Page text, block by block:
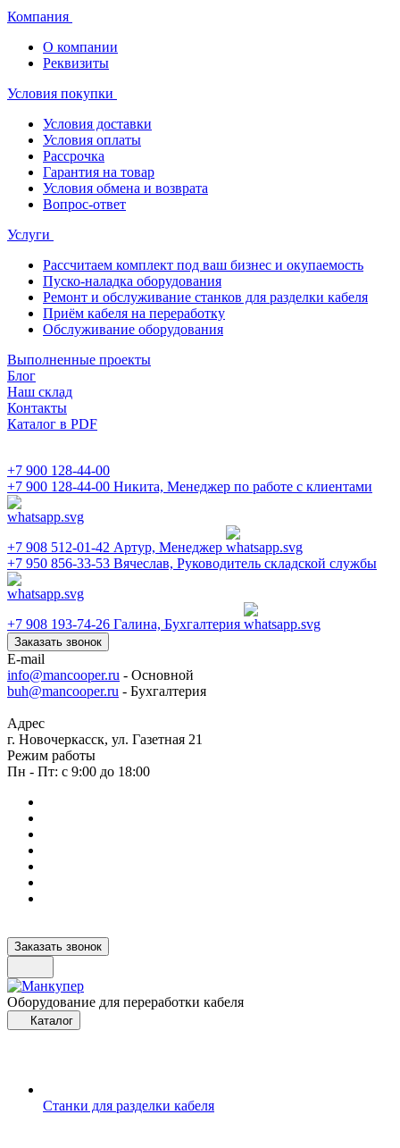
Компания
О компании
Реквизиты
Условия покупки
Условия доставки
Условия оплаты
Рассрочка
Гарантия на товар
Условия обмена и возврата
Вопрос-ответ
Услуги
Рассчитаем комплект под ваш бизнес и окупаемость
Пуско-наладка оборудования
Ремонт и обслуживание станков для разделки кабеля
Приём кабеля на переработку
Обслуживание оборудования
Выполненные проекты
Блог
Наш склад
Контакты
Каталог в PDF
+7 900 128-44-00
+7 900 128-44-00 Никита, Менеджер по работе с клиентами
+7 908 512-01-42 Артур, Менеджер
+7 950 856-33-53 Вячеслав, Руководитель складской службы
+7 908 193-74-26 Галина, Бухгалтерия
Заказать звонок
E-mail
info@mancooper.ru - Основной
buh@mancooper.ru - Бухгалтерия
Адрес
г. Новочеркасск, ул. Газетная 21
Режим работы
Пн - Пт: с 9:00 до 18:00
Заказать звонок
Оборудование для переработки кабеля
Каталог
Станки для разделки кабеля